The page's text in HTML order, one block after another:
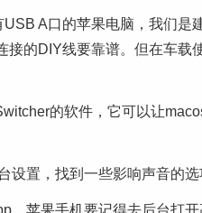
A口的苹果电脑，我们是
的DIY线要靠谱。但在车载
的软件，它可以让
置，找到一些影响声音的选